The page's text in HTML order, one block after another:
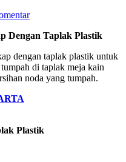
Dengan Taplak Plastik
dengan taplak plastik untuk
di taplak meja kain
noda yang tumpah.
Plastik